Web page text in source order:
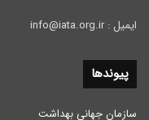
ایمیل : info@iata.org.ir
پیوندها
سازمان جهانی بهداشت